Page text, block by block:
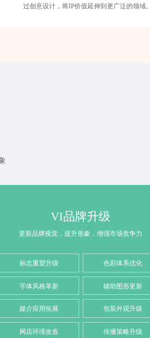
过创意设计，将IP价值延伸到更广泛的领域。
VI品牌升级
更新品牌视觉，提升形象，增强市场竞争力
标志重塑升级 色彩体系优化
字体风格革新 辅助图形更新
媒介应用拓展 包装外观升级
网店环境改造 传播策略升级